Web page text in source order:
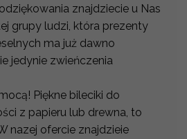
znajdziecie u Nas
grupy ludzi, która prezenty
ma już dawno
jedynie zwieńczenia
Piękne bileciki do
z papieru lub drewna, to
nazej ofercie znajdzieie